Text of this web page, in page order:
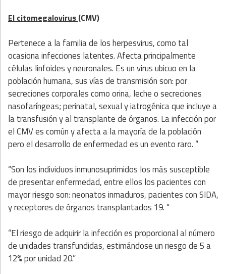
El citomegalovirus (CMV)
Pertenece a la familia de los herpesvirus, como tal
ocasiona infecciones latentes. Afecta principalmente
células linfoides y neuronales. Es un virus ubicuo en la
población humana, sus vías de transmisión son: por
secreciones corporales como orina, leche o secreciones
nasofaríngeas; perinatal, sexual y iatrogénica que incluye a
la transfusión y al transplante de órganos. La infección por
el CMV es común y afecta a la mayoría de la población
pero el desarrollo de enfermedad es un evento raro. “
“Son los individuos inmunosuprimidos los más susceptible
de presentar enfermedad, entre ellos los pacientes con
mayor riesgo son: neonatos inmaduros, pacientes con SIDA,
y receptores de órganos transplantados 19. “
“El riesgo de adquirir la infección es proporcional al número
de unidades transfundidas, estimándose un riesgo de 5 a
12% por unidad 20.”